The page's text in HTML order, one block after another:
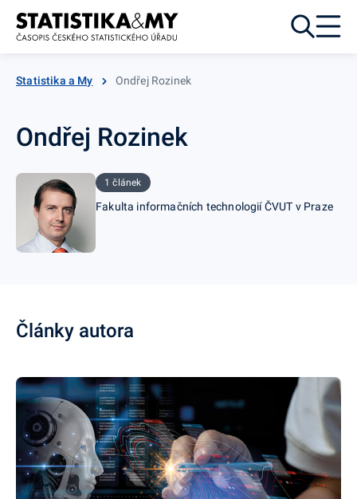
Přejít k obsahu
Statistika a My Ondřej Rozinek
Ondřej Rozinek
1 článek
Fakulta informačních technologií ČVUT v Praze
Články autora